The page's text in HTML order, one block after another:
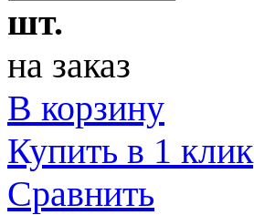
шт.
на заказ
В корзину
Купить в 1 клик
Сравнить